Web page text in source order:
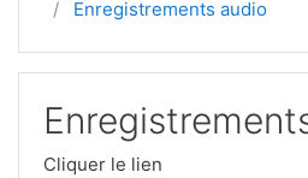
Enregistrements audio
Cliquer le lien